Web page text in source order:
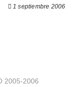
1 septiembre 2006
2005-2006